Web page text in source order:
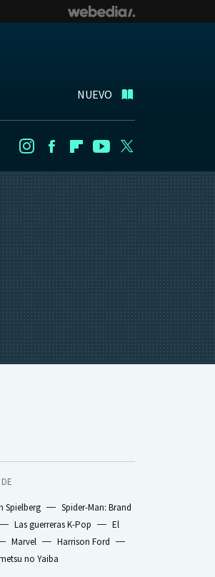
NUEVO
InstagramFacebookFlipboard
Youtube
Spielberg
Spider-Man: Brand
Las guerreras K-Pop
El
Marvel
Harrison Ford
no Yaiba